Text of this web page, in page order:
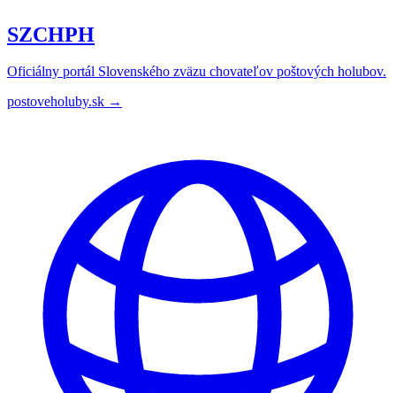
SZCHPH
Oficiálny portál Slovenského zväzu chovateľov poštových holubov.
postoveholuby.sk →